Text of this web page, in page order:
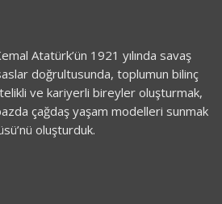
Atatürk’ün 1921 yılında savaş
doğrultusunda, toplumun bilinç
ve kariyerli bireyler oluşturmak,
çağdaş yaşam modelleri sunmak
oluşturduk.